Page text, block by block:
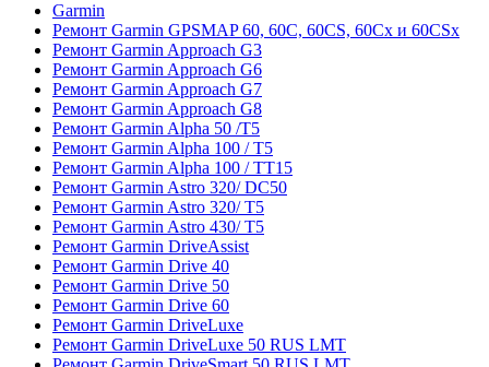
Garmin
Ремонт Garmin GPSMAP 60, 60C, 60CS, 60Cx и 60CSx
Ремонт Garmin Approach G3
Ремонт Garmin Approach G6
Ремонт Garmin Approach G7
Ремонт Garmin Approach G8
Ремонт Garmin Alpha 50 /T5
Ремонт Garmin Alpha 100 / T5
Ремонт Garmin Alpha 100 / TT15
Ремонт Garmin Astro 320/ DC50
Ремонт Garmin Astro 320/ T5
Ремонт Garmin Astro 430/ T5
Ремонт Garmin DriveAssist
Ремонт Garmin Drive 40
Ремонт Garmin Drive 50
Ремонт Garmin Drive 60
Ремонт Garmin DriveLuxe
Ремонт Garmin DriveLuxe 50 RUS LMT